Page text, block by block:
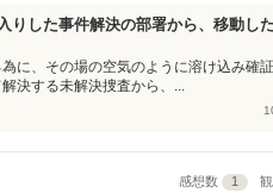
した事件解決の部署から、移動し
に、その場の空気のように溶け込み確
決する未解決捜査から、...
感想数 1